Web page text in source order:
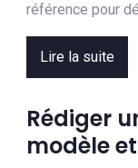
référence pour
Lire la suite
Rédiger
modèle